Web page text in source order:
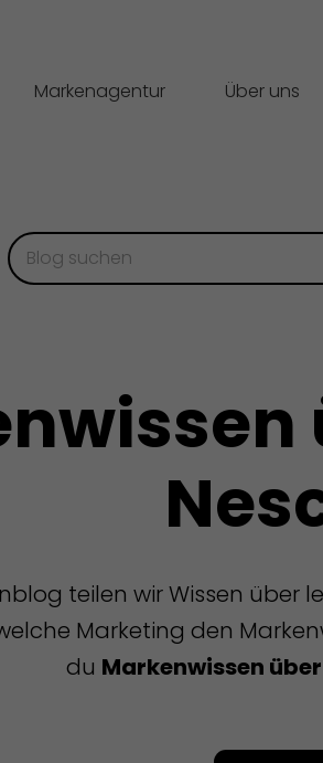
Markenagentur Über uns
teilen wir Wissen über
Marketing den
du Markenwissen